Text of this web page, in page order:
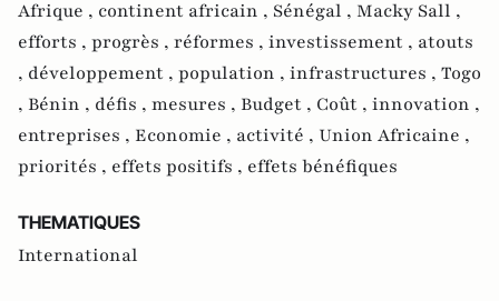
Afrique , continent africain , Sénégal , Macky Sall ,
efforts , progrès , réformes , investissement , atouts
, développement , population , infrastructures , Togo
, Bénin , défis , mesures , Budget , Coût , innovation ,
entreprises , Economie , activité , Union Africaine ,
priorités , effets positifs , effets bénéfiques
THEMATIQUES
International